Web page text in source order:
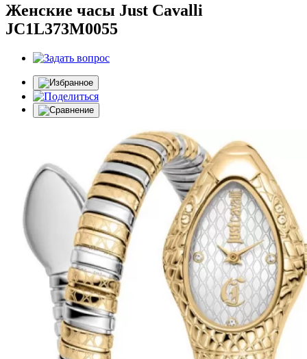
Женские часы Just Cavalli
JC1L373M0055